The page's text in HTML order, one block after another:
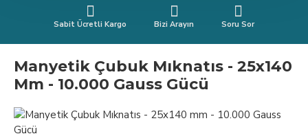
Sabit Ücretli Kargo Bizi Arayın Soru Sor
Manyetik Çubuk Mıknatıs - 25x140
Mm - 10.000 Gauss Gücü